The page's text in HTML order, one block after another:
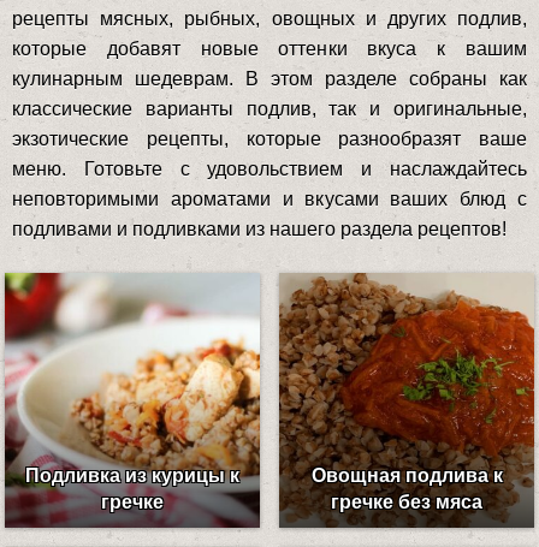
рецепты мясных, рыбных, овощных и других подлив,
которые добавят новые оттенки вкуса к вашим
кулинарным шедеврам. В этом разделе собраны как
классические варианты подлив, так и оригинальные,
экзотические рецепты, которые разнообразят ваше
меню. Готовьте с удовольствием и наслаждайтесь
неповторимыми ароматами и вкусами ваших блюд с
подливами и подливками из нашего раздела рецептов!
Подливка из курицы к
гречке
Овощная подлива к
гречке без мяса